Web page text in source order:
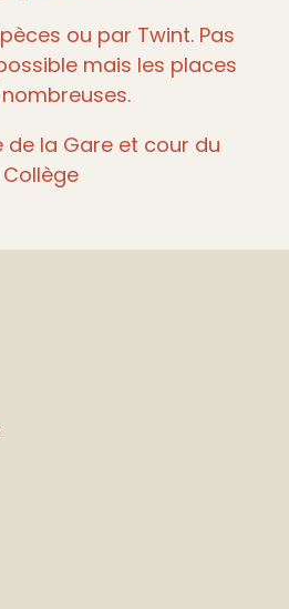
ou par Twint. Pas
mais les places
de la Gare et cour du
Collège